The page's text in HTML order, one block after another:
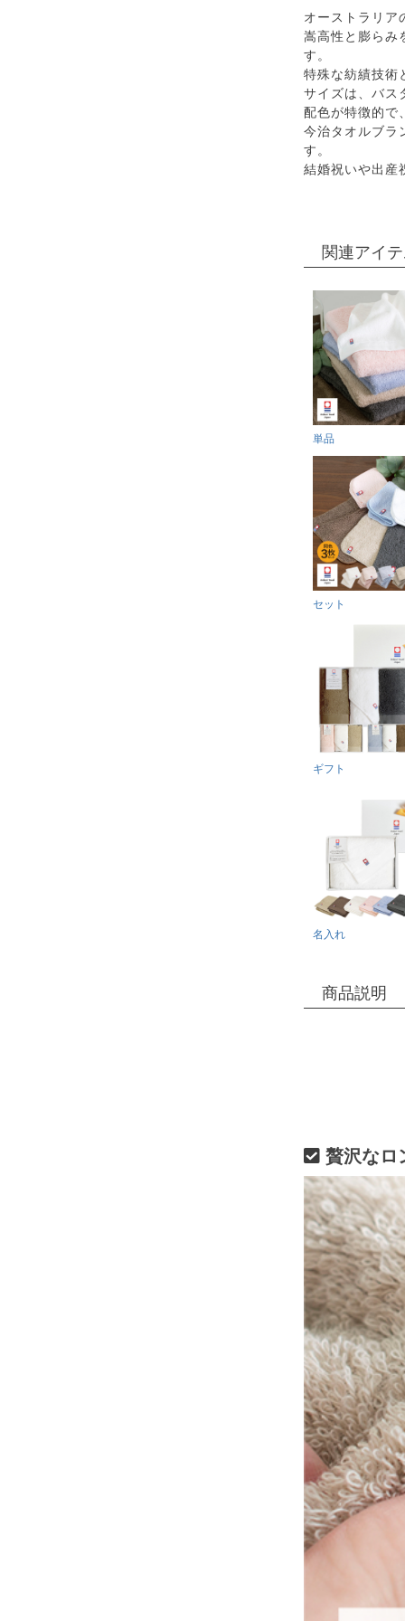
オーストラリア
嵩高性と膨らみ
す。
特殊な紡績技術
サイズは、バス
配色が特徴的で
今治タオルブラ
す。
結婚祝いや出産
関連アイ
単品
セット
ギフト
名入れ
商品説明
贅沢なロ